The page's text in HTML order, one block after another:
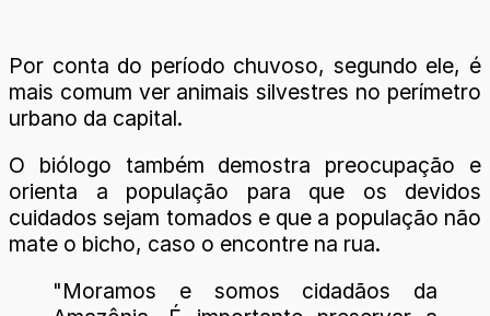
Por conta do período chuvoso, segundo ele, é
mais comum ver animais silvestres no perímetro
urbano da capital.
O biólogo também demostra preocupação e
orienta a população para que os devidos
cuidados sejam tomados e que a população não
mate o bicho, caso o encontre na rua.
"Moramos e somos cidadãos da